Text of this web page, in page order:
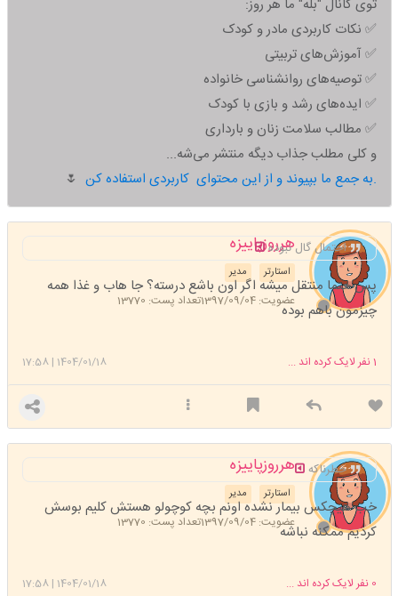
توی کانال "بله" ما هر روز:
✅ نکات کاربردی مادر و کودک
✅ آموزش‌های تربیتی
✅ توصیه‌های روانشناسی خانواده
✅ ایده‌های رشد و بازی با کودک
✅ مطالب سلامت زنان و بارداری
و کلی مطلب جذاب دیگه منتشر می‌شه...
به جمع ما بپیوند و از این محتوای کاربردی استفاده کن.
🌷
هرروزپاییزه
مدیر استارتر
عضویت: 1397/09/04 تعداد پست: 13770
احتمال گال نبوده
پس حتما منتقل میشه اگر اون باشع درسته؟ جا هاب و غذا همه
چیزمون باهم بوده
1404/01/18
|
17:58 1نفر لایک کرده اند ...
هرروزپاییزه
مدیر استارتر
عضویت: 1397/09/04 تعداد پست: 13770
خطرناکه
خب هیچکس بیمار نشده اونم بچه کوچولو هستش کلیم بوسش
کردیم ممکنه نباشه
1404/01/18
|
17:58 0 نفر لایک کرده اند ...